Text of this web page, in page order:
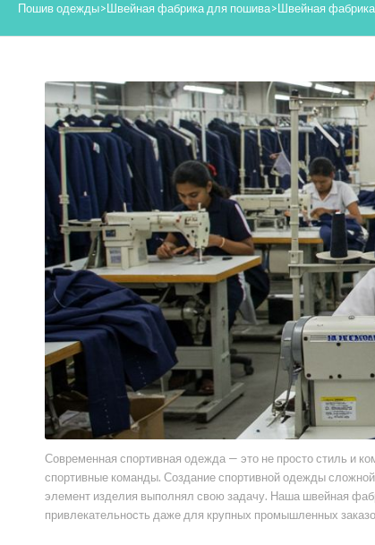
Пошив одежды>Швейная фабрика для пошива>Швейная
Современная спортивная одежда — это не просто стиль и
спортивные команды. Создание спортивной одежды
элемент изделия выполнял свою задачу. Наша швейная
привлекательность даже для крупных промышленных